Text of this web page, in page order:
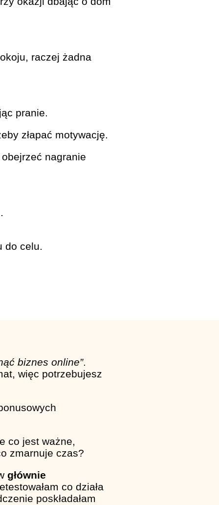
raczej żadna
pranie.
złapać motywację.
nagranie
do celu.
biznes online”.
więc potrzebujesz
co jest ważne,
zmarnuje czas?
głównie
co działa
poskładałam